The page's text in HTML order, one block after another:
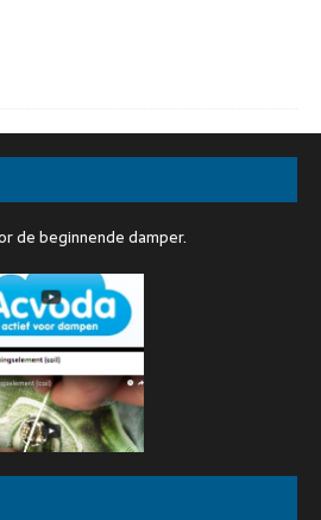
de beginnende damper.